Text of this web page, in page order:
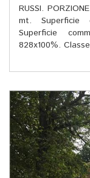
RUSSI.
mt. Superficie
Superficie
828x100%.